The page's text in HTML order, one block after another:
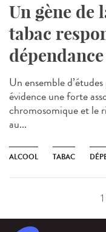
Un gène de
tabac
Un ensemble
évidence une forte
chromosomique et le
au...
ALCOOL TABAC
1